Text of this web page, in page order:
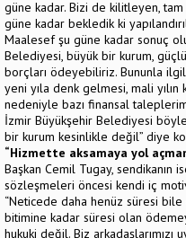
güne kadar. Bizi de kilitleyen, tam
güne kadar bekledik ki
Maalesef şu güne kadar sonuç
Belediyesi, büyük bir kurum,
borçları ödeyebiliriz. Bununla ilgili
yeni yıla denk gelmesi, mali yılın
nedeniyle bazı finansal
İzmir Büyükşehir Belediyesi
bir kurum kesinlikle değil” diye
“Hizmette aksamaya yol
Başkan Cemil Tugay, sendikanın
sözleşmeleri öncesi kendi iç
“Neticede daha henüz süresi
bitimine kadar süresi olan
hukuki değil. Biz arkadaşlarımızı